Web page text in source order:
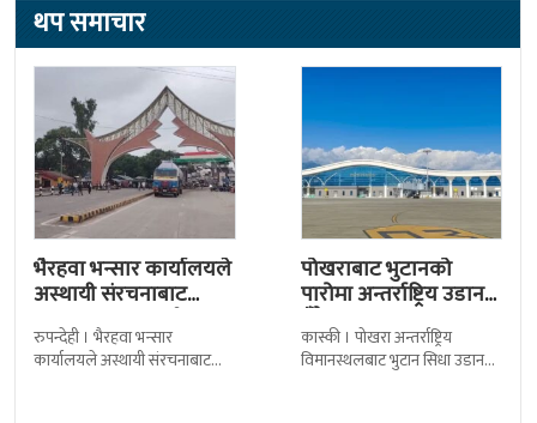
थप समाचार
भैरहवा भन्सार कार्यालयले
अस्थायी संरचनाबाट
अत्यावश्यक सामाग्री
ल्याउदै
रुपन्देही । भैरहवा भन्सार
कार्यालयले अस्थायी संरचनाबाट
पोखराबाट भुटानको
पारोमा अन्तर्राष्ट्रिय उडान
हुँदै
कास्की । पोखरा अन्तर्राष्ट्रिय
विमानस्थलबाट भुटान सिधा उडान